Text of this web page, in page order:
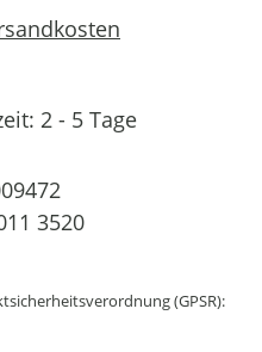
2 - 5 Tage
3520
(GPSR):